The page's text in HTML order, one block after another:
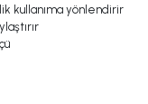
kullanıma yönlendirir